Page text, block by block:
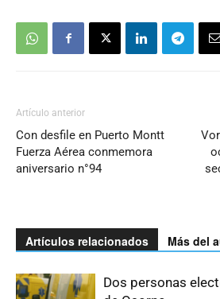
Artículo anterior
Con desfile en Puerto Montt
Fuerza Aérea conmemora
aniversario n°94
Artículos relacionados Más del
Dos personas